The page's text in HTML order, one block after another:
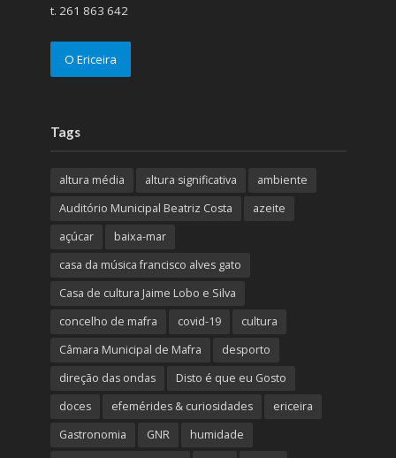
t. 261 863 642
O Ericeira
Tags
altura média altura significativa
ambiente
Auditório Municipal Beatriz Costa
azeite
açúcar
baixa-mar
casa da música francisco alves gato
Casa de cultura Jaime Lobo e Silva
concelho de mafra
covid-19
cultura
Câmara Municipal de Mafra
desporto
direção das ondas
Disto é que eu Gosto
doces
efemérides & curiosidades
ericeira
Gastronomia
GNR
humidade